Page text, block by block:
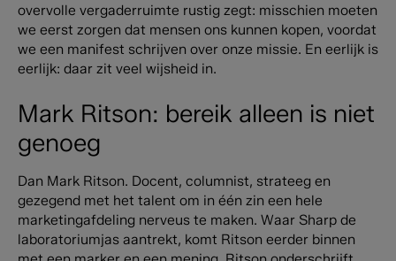
overvolle vergaderruimte rustig zegt: misschien moeten
we eerst zorgen dat mensen ons kunnen kopen, voordat
we een manifest schrijven over onze missie. En eerlijk is
eerlijk: daar zit veel wijsheid in.
Mark Ritson: bereik alleen is niet
genoeg
Dan Mark Ritson. Docent, columnist, strateeg en
gezegend met het talent om in één zin een hele
marketingafdeling nerveus te maken. Waar Sharp de
laboratoriumjas aantrekt, komt Ritson eerder binnen